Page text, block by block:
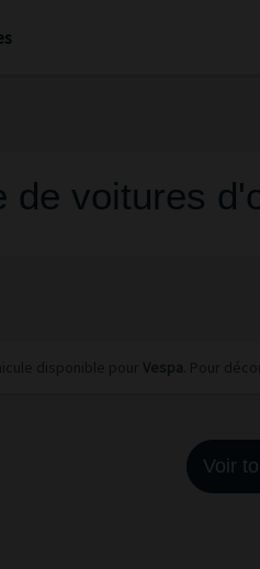
de voitures
disponible pour Vespa . Pour
Voir